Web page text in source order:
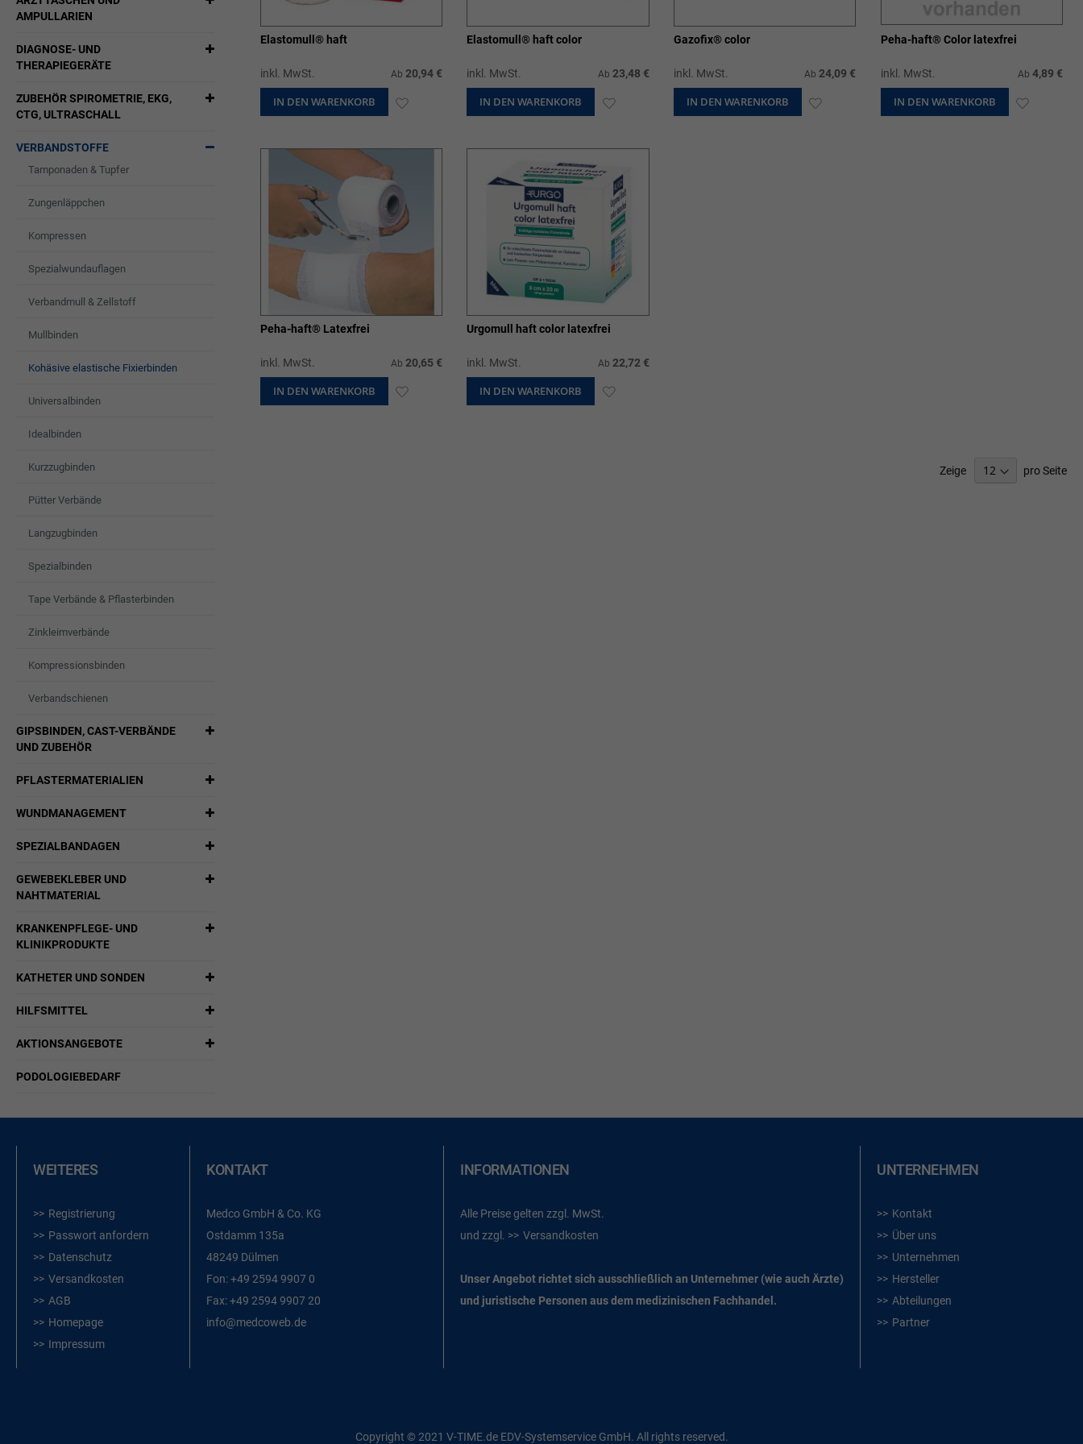
Elastomull® haft
inkl. MwSt. Ab20,94 €
IN DEN WARENKORB
Elastomull® haft color
inkl. MwSt. Ab 23,48 €
IN DEN WARENKORB ZUR
Gazofix® color
inkl. MwSt. Ab24,09 €
IN DEN WARENKORB
Peha-haft® Color latexfrei
inkl. MwSt. Ab 4,89 €
IN DEN WARENKORB
Peha-haft® Latexfrei
inkl. MwSt. Ab20,65 €
IN DEN WARENKORB
Urgomull haft color latexfrei
inkl. MwSt. Ab 22,72 €
IN DEN WARENKORB ZUR
Zeige
pro Seite
AMPULLARIEN
DIAGNOSE- UND
THERAPIEGERÄTE
ZUBEHÖR SPIROMETRIE, EKG,
CTG, ULTRASCHALL
VERBANDSTOFFE
Tamponaden & Tupfer
Zungenläppchen
Kompressen
Spezialwundauflagen
Verbandmull & Zellstoff
Mullbinden
Kohäsive elastische Fixierbinden
Universalbinden
Idealbinden
Kurzzugbinden
Pütter Verbände
Langzugbinden
Spezialbinden
Tape Verbände & Pflasterbinden
Zinkleimverbände
Kompressionsbinden
Verbandschienen
GIPSBINDEN, CAST-VERBÄNDE
UND ZUBEHÖR
PFLASTERMATERIALIEN
WUNDMANAGEMENT
SPEZIALBANDAGEN
GEWEBEKLEBER UND
NAHTMATERIAL
KRANKENPFLEGE- UND
KLINIKPRODUKTE
KATHETER UND SONDEN
HILFSMITTEL
AKTIONSANGEBOTE
PODOLOGIEBEDARF
WEITERES
Registrierung
Passwort anfordern
Datenschutz
Versandkosten
AGB
Homepage
Impressum
KONTAKT
Medco GmbH & Co. KG
Ostdamm 135a
48249 Dülmen
Fon:+49 2594 9907 0
Fax:+49 2594 9907 20
info@medcoweb.de
INFORMATIONEN
Alle Preise gelten zzgl. MwSt.
und zzgl.
Versandkosten
Unser Angebot richtet sich ausschließlich an Unternehmer (wie auch Ärzte)
und juristische Personen aus dem medizinischen Fachhandel.
UNTERNEHMEN
Kontakt
Über uns
Unternehmen
Hersteller
Abteilungen
Partner
Copyright © 2021 V-TIME.de EDV-Systemservice GmbH. All rights reserved.